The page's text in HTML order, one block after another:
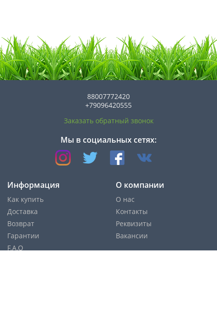
88007772420
+79096420555
Заказать обратный звонок
Мы в социальных сетях:
Информация
Как купить
Доставка
Возврат
Гарантии
F.A.Q
О компании
О нас
Контакты
Реквизиты
Вакансии